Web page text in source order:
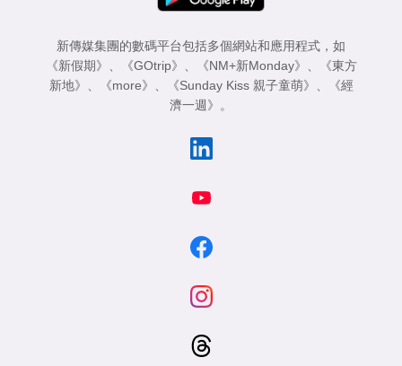
新傳媒集團的數碼平台包括多個網站和應用程式，如
《新假期》
《GOtrip》 《NM+新Monday》
《東方
新地》
《more》 《Sunday Kiss 親子童萌》
《經
濟一週》
。